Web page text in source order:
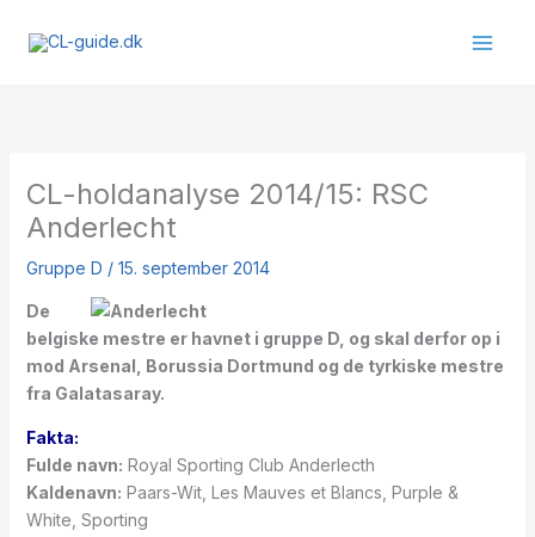
CL-holdanalyse 2014/15: RSC
Anderlecht
Gruppe D / 15. september 2014
De
belgiske mestre er havnet i gruppe D, og skal derfor op i
mod Arsenal, Borussia Dortmund og de tyrkiske mestre
fra Galatasaray.
Fakta:
Fulde navn: Royal Sporting Club Anderlecth
Kaldenavn: Paars-Wit, Les Mauves et Blancs, Purple &
White, Sporting